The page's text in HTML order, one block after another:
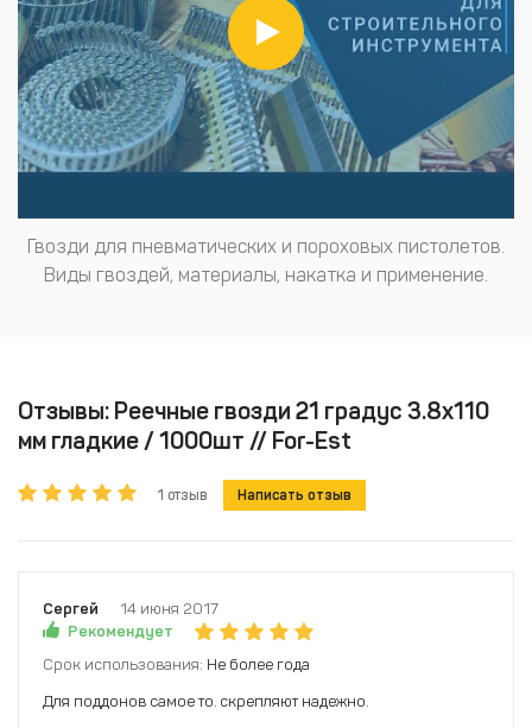
Гвозди для пневматических и пороховых пистолетов.
Виды гвоздей, материалы, накатка и применение.
Отзывы: Реечные гвозди 21 градус 3.8x110
мм гладкие / 1000шт // For-Est
1 отзыв Написать отзыв
Сергей
14 июня 2017
Рекомендует
Срок использования: Не более года
Для поддонов самое то. скрепляют надежно.